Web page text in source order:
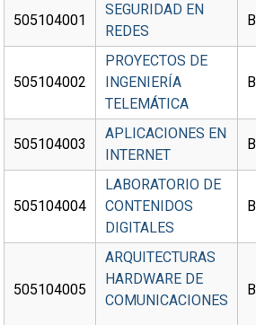
505104001
SEGURIDAD EN
REDES
B
505104002
PROYECTOS DE
INGENIERÍA
TELEMÁTICA
B
505104003
APLICACIONES EN
INTERNET
B
505104004
LABORATORIO DE
CONTENIDOS
DIGITALES
B
505104005
ARQUITECTURAS
HARDWARE DE
COMUNICACIONES
B